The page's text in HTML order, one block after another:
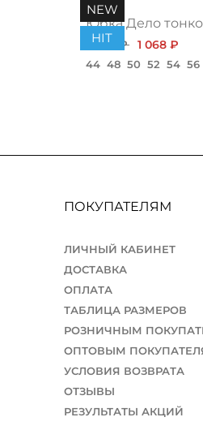
NEW
HIT
Юбка Дело
1 200 ₽ 1 068 ₽
44 48 50 52 54 56
ПОКУПАТЕЛЯМ
ЛИЧНЫЙ КАБИНЕТ
ДОСТАВКА
ОПЛАТА
ТАБЛИЦА РАЗМЕРОВ
РОЗНИЧНЫМ
ОПТОВЫМ
УСЛОВИЯ ВОЗВРАТА
ОТЗЫВЫ
РЕЗУЛЬТАТЫ АКЦИЙ